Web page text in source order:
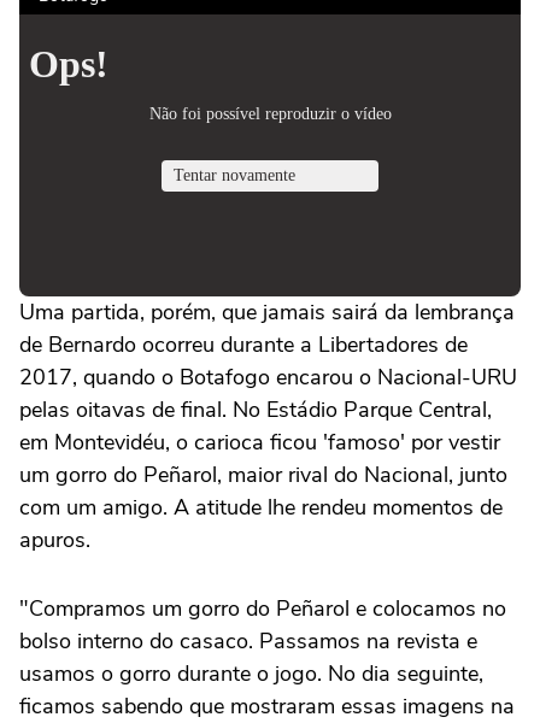
Uma partida, porém, que jamais sairá da lembrança
de Bernardo ocorreu durante a Libertadores de
2017, quando o Botafogo encarou o Nacional-URU
pelas oitavas de final. No Estádio Parque Central,
em Montevidéu, o carioca ficou 'famoso' por vestir
um gorro do Peñarol, maior rival do Nacional, junto
com um amigo. A atitude lhe rendeu momentos de
apuros.
"Compramos um gorro do Peñarol e colocamos no
bolso interno do casaco. Passamos na revista e
usamos o gorro durante o jogo. No dia seguinte,
ficamos sabendo que mostraram essas imagens na